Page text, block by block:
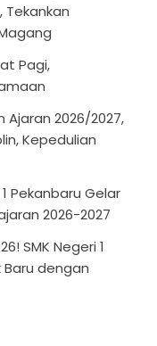
Tekankan
Pagi,
2026/2027,
Kepedulian
Pekanbaru Gelar
2026-2027
SMK Negeri 1
dengan